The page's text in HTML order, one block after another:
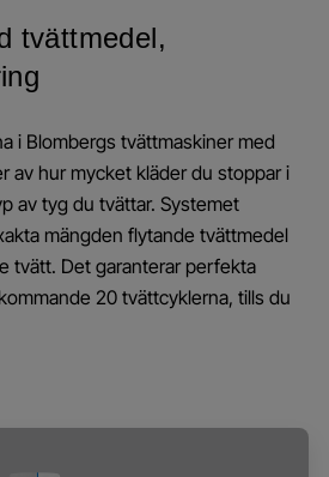
tvättmedel,
i Blombergs tvättmaskiner med
av hur mycket kläder du stoppar i
av tyg du tvättar. Systemet
mängden flytande tvättmedel
tvätt. Det garanterar perfekta
20 tvättcyklerna, tills du